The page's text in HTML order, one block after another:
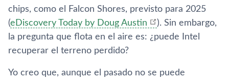
chips, como el Falcon Shores, previsto para 2025​
(eDiscovery Today by Doug Austin ). Sin embargo,
la pregunta que flota en el aire es: ¿puede Intel
recuperar el terreno perdido?
Yo creo que, aunque el pasado no se puede